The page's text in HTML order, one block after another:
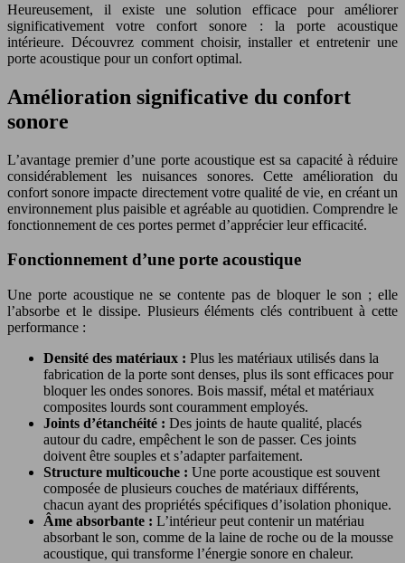
Heureusement, il existe une solution efficace pour améliorer
significativement votre confort sonore : la porte acoustique
intérieure. Découvrez comment choisir, installer et entretenir une
porte acoustique pour un confort optimal.
Amélioration significative du confort
sonore
L’avantage premier d’une porte acoustique est sa capacité à réduire
considérablement les nuisances sonores. Cette amélioration du
confort sonore impacte directement votre qualité de vie, en créant un
environnement plus paisible et agréable au quotidien. Comprendre le
fonctionnement de ces portes permet d’apprécier leur efficacité.
Fonctionnement d’une porte acoustique
Une porte acoustique ne se contente pas de bloquer le son ; elle
l’absorbe et le dissipe. Plusieurs éléments clés contribuent à cette
performance :
Densité des matériaux : Plus les matériaux utilisés dans la
fabrication de la porte sont denses, plus ils sont efficaces pour
bloquer les ondes sonores. Bois massif, métal et matériaux
composites lourds sont couramment employés.
Joints d’étanchéité : Des joints de haute qualité, placés
autour du cadre, empêchent le son de passer. Ces joints
doivent être souples et s’adapter parfaitement.
Structure multicouche : Une porte acoustique est souvent
composée de plusieurs couches de matériaux différents,
chacun ayant des propriétés spécifiques d’isolation phonique.
Âme absorbante : L’intérieur peut contenir un matériau
absorbant le son, comme de la laine de roche ou de la mousse
acoustique, qui transforme l’énergie sonore en chaleur.